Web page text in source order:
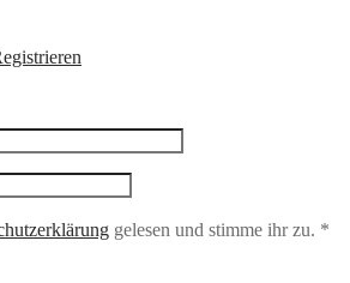
gelesen und stimme ihr zu. *